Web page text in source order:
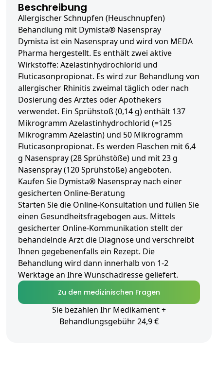
Beschreibung
Allergischer Schnupfen (Heuschnupfen)
Behandlung mit Dymista® Nasenspray
Dymista ist ein Nasenspray und wird von MEDA
Pharma hergestellt. Es enthält zwei aktive
Wirkstoffe: Azelastinhydrochlorid und
Fluticasonpropionat. Es wird zur Behandlung von
allergischer Rhinitis zweimal täglich oder nach
Dosierung des Arztes oder Apothekers
verwendet. Ein Sprühstoß (0,14 g) enthält 137
Mikrogramm Azelastinhydrochlorid (=125
Mikrogramm Azelastin) und 50 Mikrogramm
Fluticasonpropionat. Es werden Flaschen mit 6,4
g Nasenspray (28 Sprühstöße) und mit 23 g
Nasenspray (120 Sprühstöße) angeboten.
Kaufen Sie Dymista® Nasenspray nach einer
gesicherten Online-Beratung
Starten Sie die Online-Konsultation und füllen Sie
einen Gesundheitsfragebogen aus. Mittels
gesicherter Online-Kommunikation stellt der
behandelnde Arzt die Diagnose und verschreibt
Ihnen gegebenenfalls ein Rezept. Die
Behandlung wird dann innerhalb von 1-2
Werktage an Ihre Wunschadresse geliefert.
Zu den medizinischen Fragen
Sie bezahlen Ihr Medikament +
Behandlungsgebühr 24,9 €